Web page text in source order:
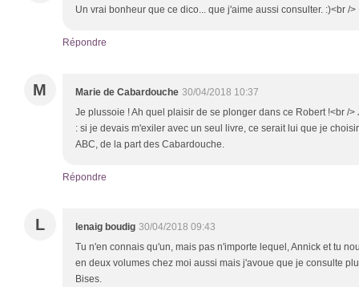
Un vrai bonheur que ce dico... que j'aime aussi consulter. :)<br /
Répondre
M Marie de Cabardouche 30/04/2018 10:37
Je plussoie ! Ah quel plaisir de se plonger dans ce Robert !<br /
: si je devais m'exiler avec un seul livre, ce serait lui que je
ABC, de la part des Cabardouche.
Répondre
L lenaig boudig 30/04/2018 09:43
Tu n'en connais qu'un, mais pas n'importe lequel, Annick et tu
en deux volumes chez moi aussi mais j'avoue que je consulte
Bises.